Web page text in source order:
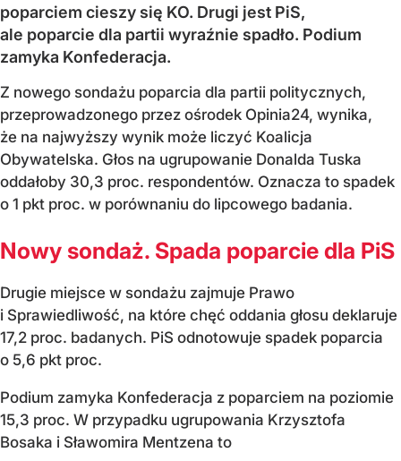
poparciem cieszy się KO. Drugi jest PiS,
ale poparcie dla partii wyraźnie spadło. Podium
zamyka Konfederacja.
Z nowego sondażu poparcia dla partii politycznych,
przeprowadzonego przez ośrodek Opinia24, wynika,
że na najwyższy wynik może liczyć Koalicja
Obywatelska. Głos na ugrupowanie Donalda Tuska
oddałoby 30,3 proc. respondentów. Oznacza to spadek
o 1 pkt proc. w porównaniu do lipcowego badania.
Nowy sondaż. Spada poparcie dla PiS
Drugie miejsce w sondażu zajmuje Prawo
i Sprawiedliwość, na które chęć oddania głosu deklaruje
17,2 proc. badanych. PiS odnotowuje spadek poparcia
o 5,6 pkt proc.
Podium zamyka Konfederacja z poparciem na poziomie
15,3 proc. W przypadku ugrupowania Krzysztofa
Bosaka i Sławomira Mentzena to